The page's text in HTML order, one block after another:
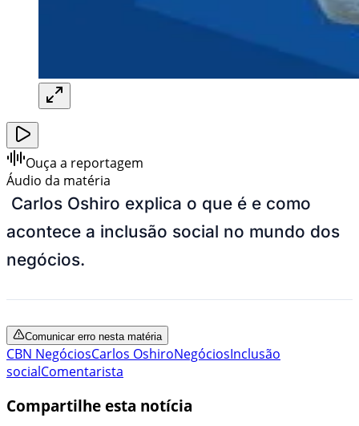
Ouça a reportagem
Áudio da matéria
Carlos Oshiro explica o que é e como
acontece a inclusão social no mundo dos
negócios.
Comunicar erro nesta matéria
CBN NegóciosCarlos OshiroNegóciosInclusão
socialComentarista
Compartilhe esta notícia